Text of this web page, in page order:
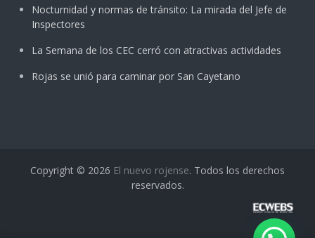
Nocturnidad y normas de tránsito: La mirada del Jefe de
Inspectores
La Semana de los CEC cerró con atractivas actividades
Rojas se unió para caminar por San Cayetano
Copyright © 2026 El nuevo rojense. Todos los derechos
reservados.